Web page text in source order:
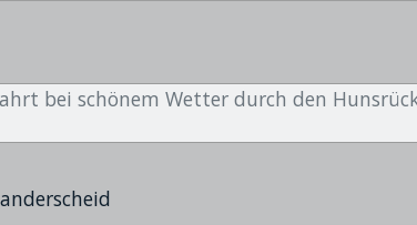
bei schönem Wetter durch den